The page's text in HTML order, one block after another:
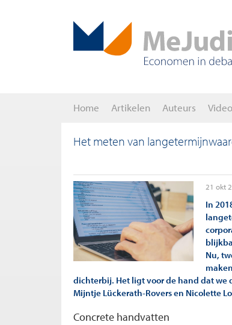
Home Artikelen Auteurs Video
Het meten van
21 okt
In
Nu,
dichterbij. Het ligt voor de hand dat we
Mijntje Lückerath-Rovers en Nicolette
Concrete handvatten